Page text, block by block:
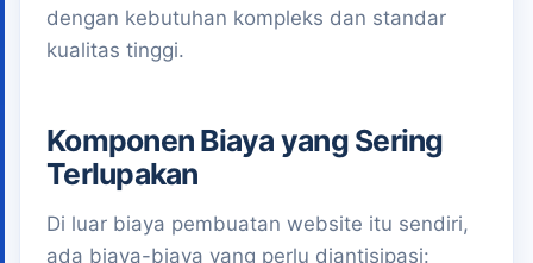
dengan kebutuhan kompleks dan standar
kualitas tinggi.
Komponen Biaya yang Sering
Terlupakan
Di luar biaya pembuatan website itu sendiri,
ada biaya-biaya yang perlu diantisipasi: